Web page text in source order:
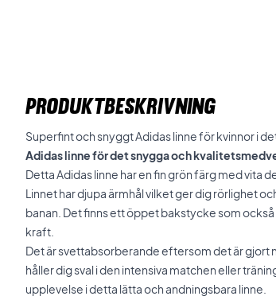
PRODUKTBESKRIVNING
Superfint och snyggt Adidas linne för kvinnor i
Adidas linne för det snygga och
Detta Adidas linne har en fin grön färg med vita
Linnet har djupa ärmhål vilket ger dig rörlighet
banan. Det finns ett öppet bakstycke som
kraft.
Det är svettabsorberande eftersom det är gjort
håller dig sval i den intensiva matchen eller
upplevelse i detta lätta och andningsbara linne.